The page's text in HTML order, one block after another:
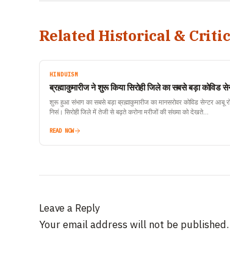
Related Historical &
HINDUISM
ब्रह्माकुमारीज ने शुरू किया सिरोही जिले का सबसे बड़ा कोविड
शुरू हुआ संभाग का सबसे बड़ा ब्रह्माकुमारीज का मानसरोवर कोविड सेन्टर आबू
निसं। सिरोही जिले में तेजी से बढ़ते करोना मरीजों की संख्या को देखते…
READ NOW
Leave a Reply
Your email address will not be published.